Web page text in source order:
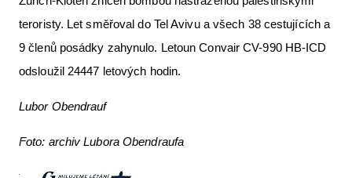
teroristy. Let směřoval do Tel Avivu a všech 38 cestujících a
9 členů posádky zahynulo. Letoun Convair CV-990 HB-ICD
odsloužil 24447 letových hodin.
Lubor Obendrauf
Foto: archiv Lubora Obendraufa